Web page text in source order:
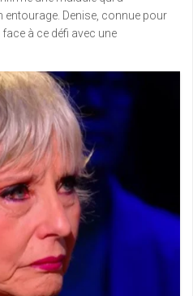
entourage. Denise, connue pour
à ce défi avec une